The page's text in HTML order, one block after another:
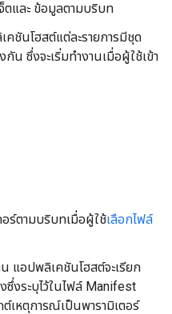
ตและ ข้อมูลตามบริบท
คชันโฮสต์แต่ละรายการมีชุด
น ซึ่งจะเริ่มทำงานเมื่อผู้ใช้เข้า
ร์ตามบริบทเมื่อผู้ใช้เลือกไฟล์
แอปพลิเคชันโฮสต์จะเรียก
ซึ่งระบุไว้ในไฟล์ Manifest
เหตุการณ์เป็นพารามิเตอร์